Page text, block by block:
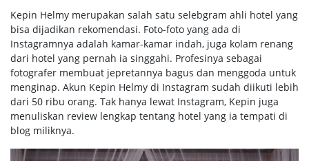
Kepin Helmy merupakan salah satu selebgram ahli hotel yang
bisa dijadikan rekomendasi. Foto-foto yang ada di
Instagramnya adalah kamar-kamar indah, juga kolam renang
dari hotel yang pernah ia singgahi. Profesinya sebagai
fotografer membuat jepretannya bagus dan menggoda untuk
menginap. Akun Kepin Helmy di Instagram sudah diikuti lebih
dari 50 ribu orang. Tak hanya lewat Instagram, Kepin juga
menuliskan review lengkap tentang hotel yang ia tempati di
blog miliknya.